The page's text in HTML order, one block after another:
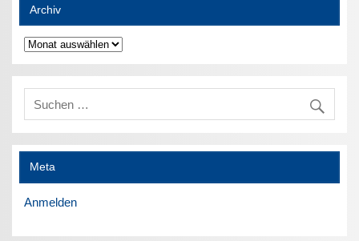
Archiv
Archiv
Meta
Anmelden